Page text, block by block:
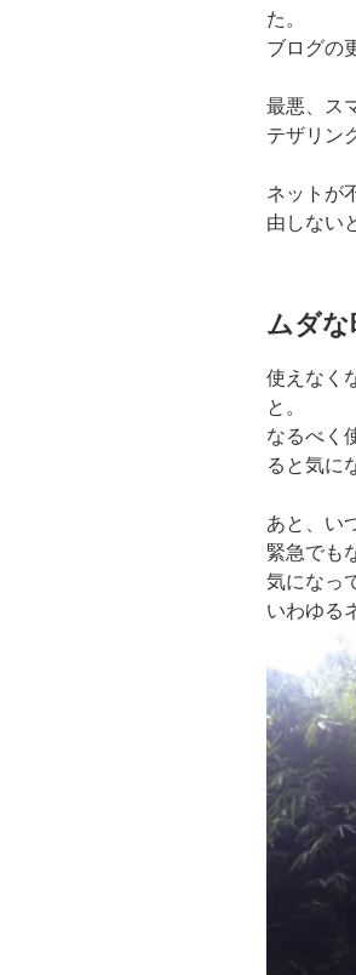
た。
ブログの
最悪、ス
テザリン
ネットが
由しない
ムダな
使えなく
と。
なるべく
ると気に
あと、い
緊急でも
気になっ
いわゆる